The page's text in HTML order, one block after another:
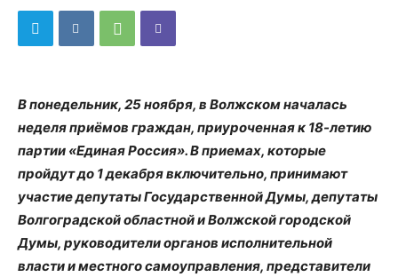
В понедельник, 25 ноября, в Волжском началась
неделя приёмов граждан, приуроченная к 18-летию
партии «Единая Россия». В приемах, которые
пройдут до 1 декабря включительно, принимают
участие депутаты Государственной Думы, депутаты
Волгоградской областной и Волжской городской
Думы, руководители органов исполнительной
власти и местного самоуправления, представители